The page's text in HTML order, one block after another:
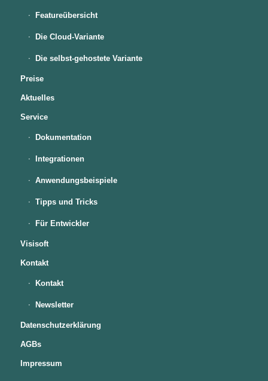
Featureübersicht
Die Cloud-Variante
Die selbst-gehostete Variante
Preise
Aktuelles
Service
Dokumentation
Integrationen
Anwendungsbeispiele
Tipps und Tricks
Für Entwickler
Visisoft
Kontakt
Kontakt
Newsletter
Datenschutzerklärung
AGBs
Impressum